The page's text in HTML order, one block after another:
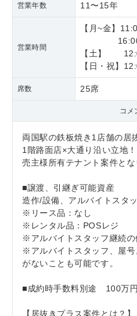
営業年数 11〜15年
営業時間
【月~金】
【土】
【日・祝】
席数 25席
コメ
両国駅の鉄板焼き1店舗の居
1階路面店×大通り沿い立地！
売主様所有テナント案件とな
■譲渡、引継ぎ可能資産
造作/設備、アルバイトスタ
※リース品：なし
※レンタル品：POSレジ
※アルバイトスタッフ継続の
※アルバイトスタッフ、屋
がないことも可能です。
■成約時手数料別途 100万円
【居抜きプラス案件とは？】